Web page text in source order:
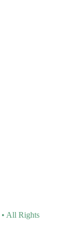
• All Rights